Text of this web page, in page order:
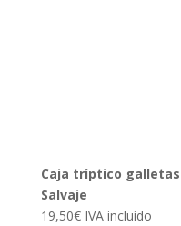
Caja tríptico galletas
Salvaje
19,50€ IVA incluído